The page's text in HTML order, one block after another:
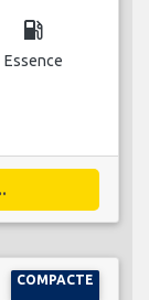
local_gas_station
Essence
COMPACTE